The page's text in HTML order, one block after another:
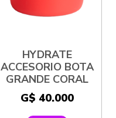
HYDRATE
ACCESORIO BOTA
GRANDE CORAL
G$ 40.000